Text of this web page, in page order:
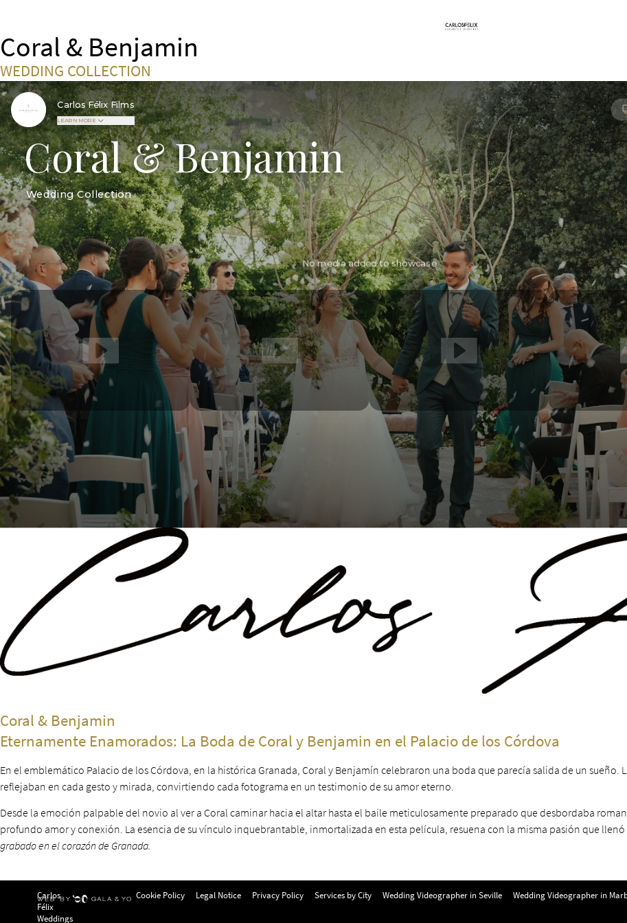
Coral & Benjamin
WEDDING COLLECTION
Coral & Benjamin
Eternamente Enamorados: La Boda de Coral y Benjamin en el Palacio de los Córdova
En el emblemático Palacio de los Córdova, en la histórica Granada, Coral y Benjamín celebraron una boda que parecía salida de un
reflejaban en cada gesto y mirada, convirtiendo cada fotograma en un testimonio de su amor eterno.
Desde la emoción palpable del novio al ver a Coral caminar hacia el altar hasta el baile meticulosamente preparado que desbordaba
profundo amor y conexión. La esencia de su vínculo inquebrantable, inmortalizada en esta película, resuena con la misma pasión que
grabado en el corazón de Granada.
Carlos
Félix
Weddings
Cookie Policy Legal Notice Privacy Policy Services by City Wedding Videographer in Seville Wedding Videographer in